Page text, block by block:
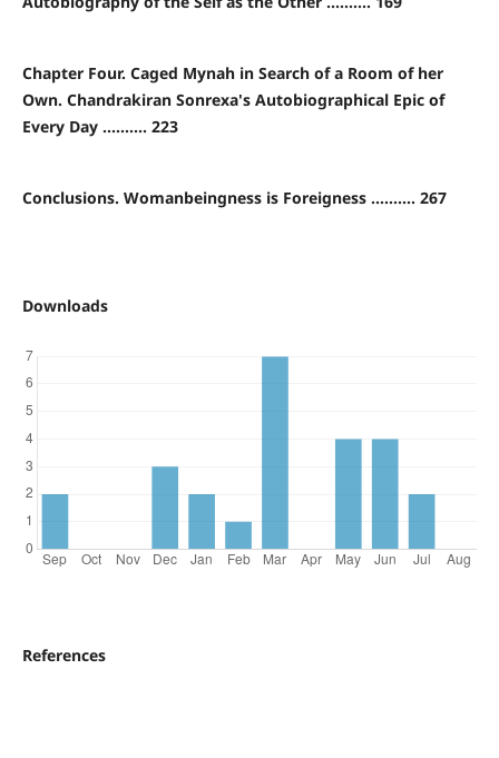
Chapter Four. Caged Mynah in Search of a Room of her
Own. Chandrakiran Sonrexa's Autobiographical Epic of
Every Day .......... 223
Conclusions. Womanbeingness is Foreigness .......... 267
Downloads
References